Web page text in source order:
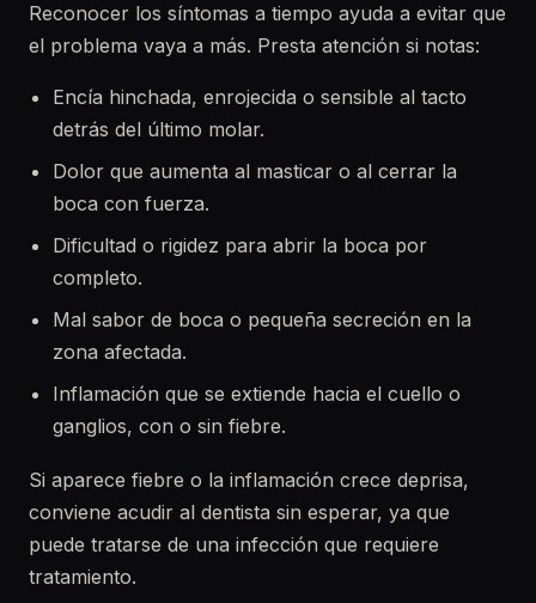
Reconocer los síntomas a tiempo ayuda a evitar que
el problema vaya a más. Presta atención si notas:
Encía hinchada, enrojecida o sensible al tacto
detrás del último molar.
Dolor que aumenta al masticar o al cerrar la
boca con fuerza.
Dificultad o rigidez para abrir la boca por
completo.
Mal sabor de boca o pequeña secreción en la
zona afectada.
Inflamación que se extiende hacia el cuello o
ganglios, con o sin fiebre.
Si aparece fiebre o la inflamación crece deprisa,
conviene acudir al dentista sin esperar, ya que
puede tratarse de una infección que requiere
tratamiento.